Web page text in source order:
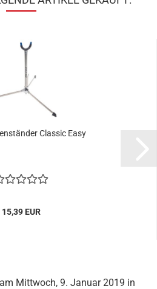
Classic Easy
15,39 EUR
Mittwoch, 9. Januar 2019 in